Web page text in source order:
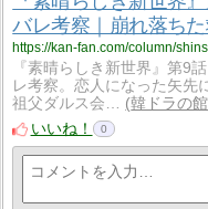
バレ考察｜崩れ落ち
https://kan-fan.com/column/
『素晴らしき新世界』第9
レ考察。恋人になった矢先
祖父ダルス会…
韓ドラの館
いいね！
0